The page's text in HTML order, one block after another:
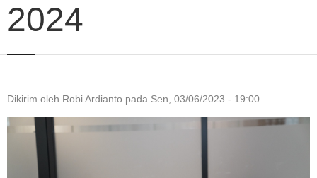
2024
Dikirim oleh Robi Ardianto pada Sen, 03/06/2023 - 19:00